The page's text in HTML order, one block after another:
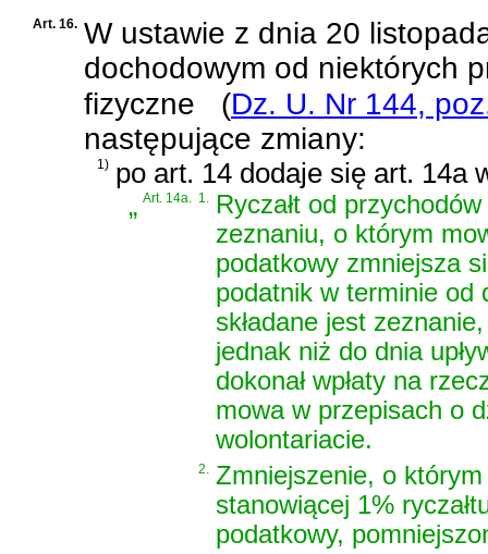
Art. 16. W ustawie z dnia 20
dochodowym od niektórych
fizyczne
(Dz. U. Nr 144,
następujące zmiany:
1) po art. 14 dodaje się art. 14a
„Art. 14a. 1. Ryczałt od
zeznaniu, o którym
podatkowy zmniejsza
podatnik w terminie od
składane jest
jednak niż do dnia
dokonał wpłaty na
mowa w przepisach o
wolontariacie.
2. Zmniejszenie, o
stanowiącej 1%
podatkowy,